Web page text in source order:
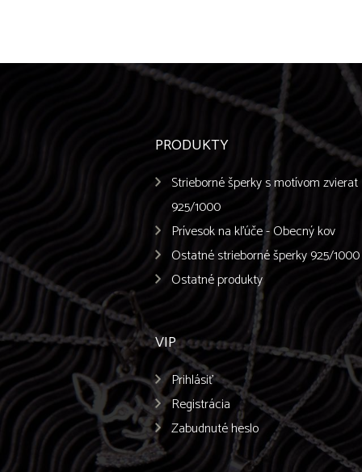
PRODUKTY
Strieborné šperky s motívom zvierat
925/1000
Prívesok na kľúče - Obecný kov
Ostatné strieborné šperky 925/1000
Ostatné produkty
VIP
Prihlásiť
Registrácia
Zabudnuté heslo